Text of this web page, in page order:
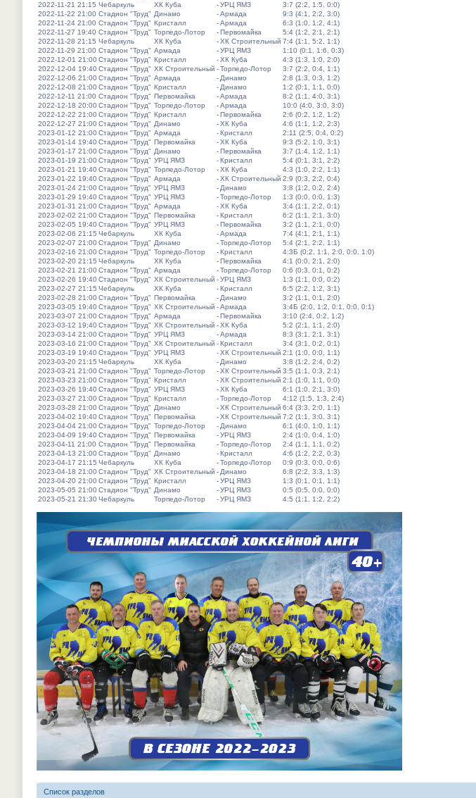
2022-11-21 21:15 Чебаркуль ХК Куба -УРЦ ЯМЗ
3:7 (2:2, 1:5, 0:0)
2022-11-22 21:00 Стадион "Труд" Динамо -Армада
9:3 (4:1, 2:2, 3:0)
2022-11-24 21:00 Стадион "Труд" Кристалл -Армада
6:3 (1:0, 1:2, 4:1)
2022-11-27 19:40 Стадион "Труд" Торпедо-Лотор -Первомайка
5:4 (1:2, 2:1, 2:1)
2022-11-28 21:15 Чебаркуль ХК Куба -ХК Строительный 7:4 (1:1, 5:2, 1:1)
2022-11-29 21:00 Стадион "Труд" Армада -УРЦ ЯМЗ
1:10 (0:1, 1:6, 0:3)
2022-12-01 21:00Стадион "Труд" Кристалл -ХК Куба
4:3 (1:3, 1:0, 2:0)
2022-12-04 19:40Стадион "Труд" ХК Строительный -Торпедо-Лотор
3:7 (2:2, 0:4, 1:1)
2022-12-06 21:00Стадион "Труд" Армада - Динамо
2:8 (1:3, 0:3, 1:2)
2022-12-08 21:00Стадион "Труд" Кристалл - Динамо
1:2 (0:1, 1:1, 0:0)
2022-12-11 21:00 Стадион "Труд" Первомайка -Армада
8:2 (1:1, 4:0, 3:1)
2022-12-18 20:00Стадион "Труд" Торпедо-Лотор -Армада
10:0 (4:0, 3:0, 3:0)
2022-12-22 21:00Стадион "Труд" Кристалл -Первомайка
2:6 (0:2, 1:2, 1:2)
2022-12-27 21:00Стадион "Труд" Динамо -ХК Куба
4:6 (1:1, 1:2, 2:3)
2023-01-12 21:00Стадион "Труд" Армада -Кристалл
2:11 (2:5, 0:4, 0:2)
2023-01-14 19:40Стадион "Труд" Первомайка -ХК Куба
9:3 (5:2, 1:0, 3:1)
2023-01-17 21:00Стадион "Труд" Динамо -Первомайка
3:7 (1:4, 1:2, 1:1)
2023-01-19 21:00Стадион "Труд" УРЦ ЯМЗ -Кристалл
5:4 (0:1, 3:1, 2:2)
2023-01-21 19:40Стадион "Труд" Торпедо-Лотор -ХК Куба
4:3 (1:0, 2:2, 1:1)
2023-01-22 19:40Стадион "Труд" Армада -ХК Строительный 2:9 (0:3, 2:2, 0:4)
2023-01-24 21:00Стадион "Труд" УРЦ ЯМЗ - Динамо
3:8 (1:2, 0:2, 2:4)
2023-01-29 19:40Стадион "Труд" УРЦ ЯМЗ -Торпедо-Лотор
1:3 (0:0, 0:0, 1:3)
2023-01-31 21:00Стадион "Труд" Армада -ХК Куба
3:4 (1:1, 2:2, 0:1)
2023-02-02 21:00Стадион "Труд" Первомайка -Кристалл
6:2 (1:1, 2:1, 3:0)
2023-02-05 19:40Стадион "Труд" УРЦ ЯМЗ -Первомайка
3:2 (1:1, 2:1, 0:0)
2023-02-06 21:15 Чебаркуль ХК Куба -Армада
7:4 (4:1, 2:1, 1:1)
2023-02-07 21:00Стадион "Труд" Динамо -Торпедо-Лотор
5:4 (2:1, 2:2, 1:1)
2023-02-16 21:00Стадион "Труд" Торпедо-Лотор -Кристалл
4:3Б (0:2, 1:1, 2:0, 0:0, 1:0)
2023-02-20 21:15 Чебаркуль ХК Куба -Первомайка
4:1 (0:0, 2:1, 2:0)
2023-02-21 21:00Стадион "Труд" Армада -Торпедо-Лотор
0:6 (0:3, 0:1, 0:2)
2023-02-26 19:40Стадион "Труд" ХК Строительный -УРЦ ЯМЗ
1:3 (1:1, 0:0, 0:2)
2023-02-27 21:15 Чебаркуль ХК Куба -Кристалл
6:5 (2:2, 1:2, 3:1)
2023-02-28 21:00Стадион "Труд" Первомайка - Динамо
3:2 (1:1, 0:1, 2:0)
2023-03-05 19:40Стадион "Труд" ХК Строительный -Армада
3:4Б (2:0, 1:2, 0:1, 0:0, 0:1)
2023-03-07 21:00Стадион "Труд" Армада -Первомайка
3:10 (2:4, 0:2, 1:2)
2023-03-12 19:40Стадион "Труд" ХК Строительный -ХК Куба
5:2 (2:1, 1:1, 2:0)
2023-03-14 21:00Стадион "Труд" УРЦ ЯМЗ -Армада
8:3 (3:1, 2:1, 3:1)
2023-03-16 21:00Стадион "Труд" ХК Строительный -Кристалл
3:4 (3:1, 0:2, 0:1)
2023-03-19 19:40Стадион "Труд" УРЦ ЯМЗ -ХК Строительный 2:1 (1:0, 0:0, 1:1)
2023-03-20 21:15 Чебаркуль ХК Куба - Динамо
3:8 (1:2, 2:4, 0:2)
2023-03-21 21:00Стадион "Труд" Торпедо-Лотор -ХК Строительный 3:5 (1:1, 0:3, 2:1)
2023-03-23 21:00Стадион "Труд" Кристалл -ХК Строительный 2:1 (1:0, 1:1, 0:0)
2023-03-26 19:40Стадион "Труд" УРЦ ЯМЗ -ХК Куба
6:1 (1:0, 2:1, 3:0)
2023-03-27 21:00Стадион "Труд" Кристалл -Торпедо-Лотор
4:12 (1:5, 1:3, 2:4)
2023-03-28 21:00Стадион "Труд" Динамо -ХК Строительный 6:4 (3:3, 2:0, 1:1)
2023-04-02 19:40Стадион "Труд" Первомайка -ХК Строительный 7:2 (1:1, 3:0, 3:1)
2023-04-04 21:00Стадион "Труд" Торпедо-Лотор - Динамо
6:1 (4:0, 1:0, 1:1)
2023-04-09 19:40Стадион "Труд" Первомайка -УРЦ ЯМЗ
2:4 (1:0, 0:4, 1:0)
2023-04-11 21:00 Стадион "Труд" Первомайка -Торпедо-Лотор
2:4 (1:1, 1:1, 0:2)
2023-04-13 21:00Стадион "Труд" Динамо -Кристалл
4:6 (1:2, 2:2, 0:3)
2023-04-17 21:15 Чебаркуль ХК Куба -Торпедо-Лотор
0:9 (0:3, 0:0, 0:6)
2023-04-18 21:00Стадион "Труд" ХК Строительный - Динамо
6:8 (2:2, 3:3, 1:3)
2023-04-20 21:00Стадион "Труд" Кристалл -УРЦ ЯМЗ
1:3 (0:1, 0:1, 1:1)
2023-05-05 21:00Стадион "Труд" Динамо -УРЦ ЯМЗ
0:5 (0:5, 0:0, 0:0)
2023-05-21 21:30Чебаркуль Торпедо-Лотор -УРЦ ЯМЗ 4:5 (1:1, 1:2, 2:2)
Список разделов